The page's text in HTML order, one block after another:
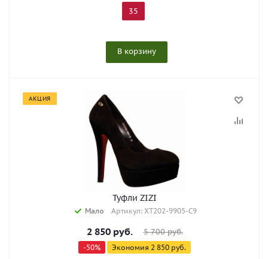
35
В корзину
АКЦИЯ
Туфли ZIZI
Мало Артикул: XT202-9905-C9
2 850руб. 5 700руб.
-50% Экономия 2 850 руб.